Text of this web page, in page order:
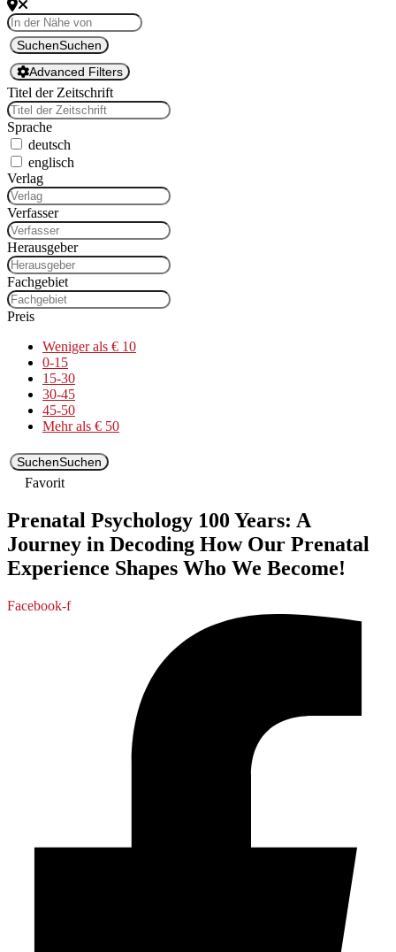
SuchenSuchen
Advanced Filters
Titel der Zeitschrift
Sprache
deutsch
englisch
Verlag
Verfasser
Herausgeber
Fachgebiet
Preis
Weniger als € 10
0-15
15-30
30-45
45-50
Mehr als € 50
SuchenSuchen
Favorit
Prenatal Psychology 100 Years: A
Journey in Decoding How Our Prenatal
Experience Shapes Who We Become!
Facebook-f